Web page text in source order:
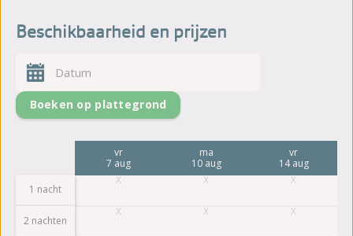
Beschikbaarheid en prijzen
Boeken op plattegrond
1 nacht
2 nachten
vr
7 aug
ma
10 aug
vr
14 aug